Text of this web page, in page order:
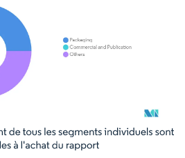
réutilisation nécessite une attribution sous CC BY